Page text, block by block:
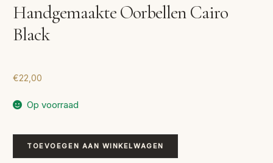
Handgemaakte Oorbellen Cairo
Black
€22,00
Op voorraad
Handgemaakte
Oorbellen
TOEVOEGEN AAN WINKELWAGEN